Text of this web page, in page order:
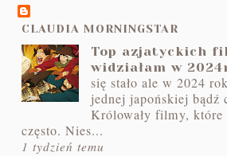
CLAUDIA MORNINGSTAR
Top azjatyckich
widziałam w
się stało ale w 2024
jednej japońskiej bądź
Królowały filmy, które
często. Nies...
1 tydzień temu